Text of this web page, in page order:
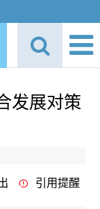
发展对策
引用提醒